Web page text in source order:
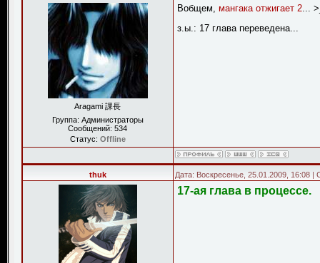
Aragami 課長
Группа: Администраторы
Сообщений:534
Статус: Offline
Вобщем, мангака отжигает 2...
з.ы.: 17 глава переведена...
thuk Дата: Воскресенье, 25.01.2009, 16:08
17-ая глава в процессе.